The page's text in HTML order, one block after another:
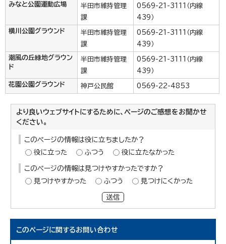
みなと公園運動広場
半田市維持管理
課
0569-21-3111（内線
439）
横川公園グラウンド
半田市維持管理
課
0569-21-3111（内線
439）
潮風の丘緑地グラウン
ド
半田市維持管理
課
0569-21-3111（内線
439）
花園公園グラウンド 神戸公民館 0569-22-4853
より良いウェブサイトにするために、ページのご感想をお聞かせ
ください。
このページの情報は役に立ちましたか？
役に立った
ふつう 役に立たなかった
このページの情報は見つけやすかったですか？
見つけやすかった
ふつう 見つけにくかった
送信
このページに関するお問い合わせ